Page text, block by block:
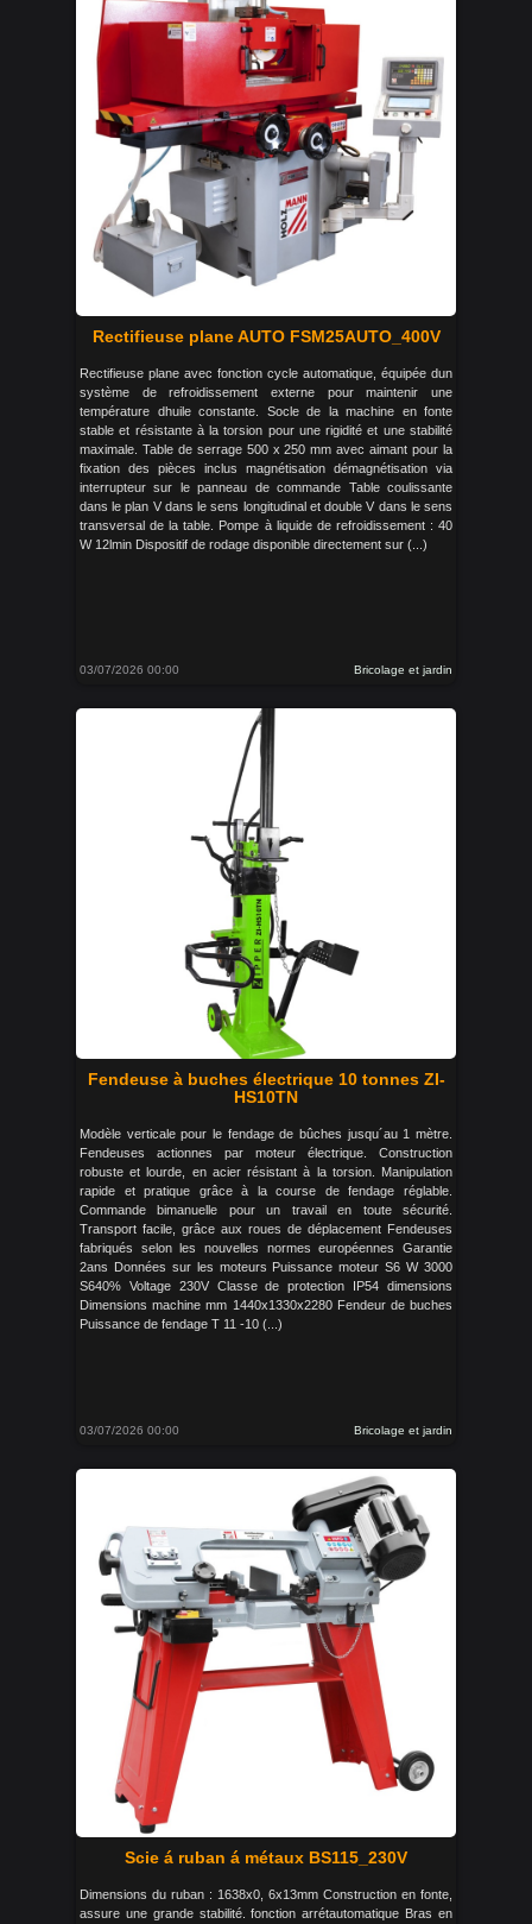
Rectifieuse plane AUTO FSM25AUTO_400V
Rectifieuse plane avec fonction cycle automatique, équipée dun
système de refroidissement externe pour maintenir une
température dhuile constante. Socle de la machine en fonte
stable et résistante à la torsion pour une rigidité et une stabilité
maximale. Table de serrage 500 x 250 mm avec aimant pour la
fixation des pièces inclus magnétisation démagnétisation via
interrupteur sur le panneau de commande Table coulissante
dans le plan V dans le sens longitudinal et double V dans le sens
transversal de la table. Pompe à liquide de refroidissement : 40
W 12lmin Dispositif de rodage disponible directement sur (...)
03/07/2026 00:00 Bricolage et jardin
Fendeuse à buches électrique 10 tonnes ZI-
HS10TN
Modèle verticale pour le fendage de bûches jusqu´au 1 mètre.
Fendeuses actionnes par moteur électrique. Construction
robuste et lourde, en acier résistant à la torsion. Manipulation
rapide et pratique grâce à la course de fendage réglable.
Commande bimanuelle pour un travail en toute sécurité.
Transport facile, grâce aux roues de déplacement Fendeuses
fabriqués selon les nouvelles normes européennes Garantie
2ans Données sur les moteurs Puissance moteur S6 W 3000
S640% Voltage 230V Classe de protection IP54 dimensions
Dimensions machine mm 1440x1330x2280 Fendeur de buches
Puissance de fendage T 11 -10 (...)
03/07/2026 00:00 Bricolage et jardin
Scie á ruban á métaux BS115_230V
Dimensions du ruban : 1638x0, 6x13mm Construction en fonte,
assure une grande stabilité. fonction arrétautomatique Bras en